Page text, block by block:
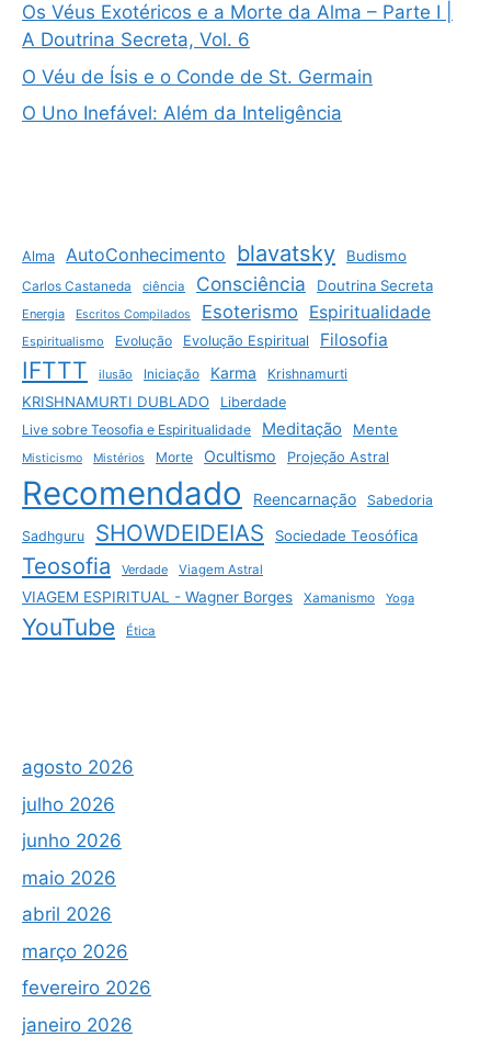
Os Véus Exotéricos e a Morte da Alma – Parte I |
A Doutrina Secreta, Vol. 6
O Véu de Ísis e o Conde de St. Germain
O Uno Inefável: Além da Inteligência
Alma AutoConhecimento blavatsky Budismo
Carlos Castaneda ciência Consciência Doutrina Secreta
Energia Escritos Compilados Esoterismo Espiritualidade
Espiritualismo Evolução Evolução Espiritual Filosofia
IFTTT ilusão Iniciação Karma Krishnamurti
KRISHNAMURTI DUBLADO
Liberdade
Live sobre Teosofia e Espiritualidade
Meditação Mente
Misticismo Mistérios Morte Ocultismo Projeção Astral
Recomendado Reencarnação Sabedoria
Sadhguru SHOWDEIDEIAS Sociedade Teosófica
Teosofia Verdade Viagem Astral
VIAGEM ESPIRITUAL - Wagner Borges Xamanismo Yoga
YouTube Ética
agosto 2026
julho 2026
junho 2026
maio 2026
abril 2026
março 2026
fevereiro 2026
janeiro 2026